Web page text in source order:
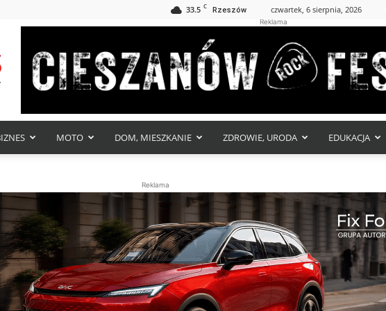
33.5 C Rzeszów czwartek, 6 sierpnia, 2026
Reklama
MOTO DOM, MIESZKANIE ZDROWIE, URODA EDUKACJA
Reklama